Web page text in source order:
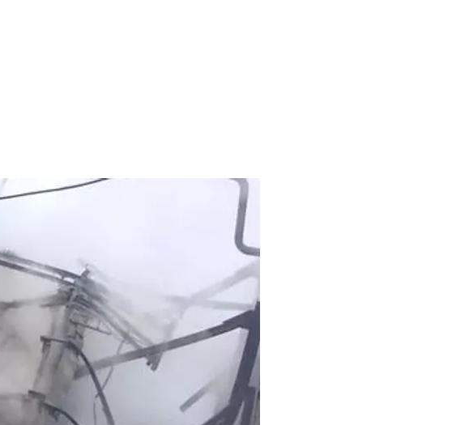
инфраструктуру, поскольку эти
с обсуждениями.
Украины и Главного
украинских беспилотников,
западной части россии. Это